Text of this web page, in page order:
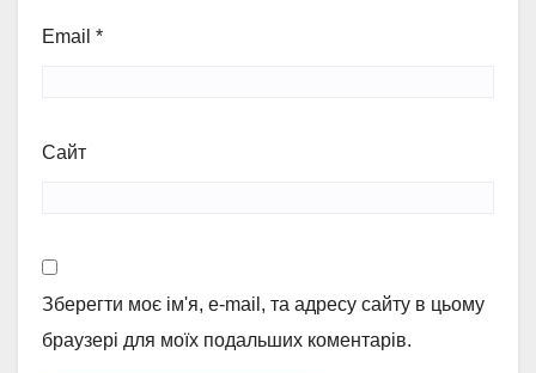
Email *
Сайт
Зберегти моє ім'я, e-mail, та адресу сайту в цьому
браузері для моїх подальших коментарів.